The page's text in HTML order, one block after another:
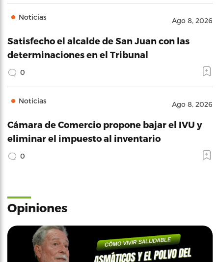
Noticias Ago 8, 2026
Satisfecho el alcalde de San Juan con las
determinaciones en el Tribunal
0
Noticias Ago 8, 2026
Cámara de Comercio propone bajar el IVU y
eliminar el impuesto al inventario
0
Opiniones